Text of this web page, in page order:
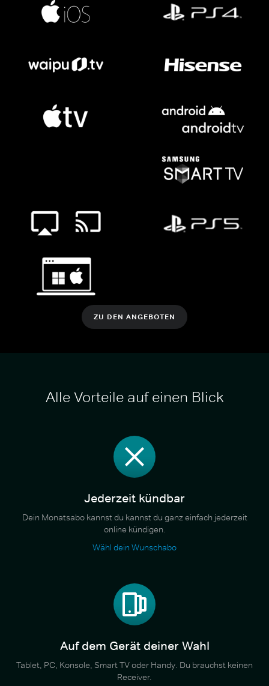
ZU DEN ANGEBOTEN
Alle Vorteile auf einen Blick
Jederzeit kündbar
Dein Monatsabo kannst du kannst du ganz einfach jederzeit
online kündigen.
Wähl dein Wunschabo
Auf dem Gerät deiner Wahl
Tablet, PC, Konsole, Smart TV oder Handy. Du brauchst keinen
Receiver.